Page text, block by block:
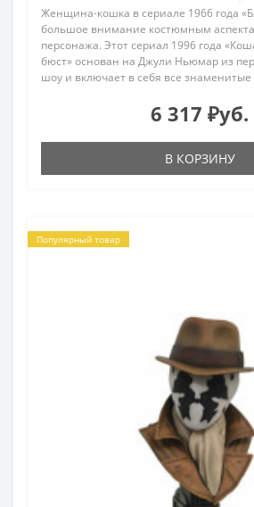
Женщина-кошка в сериале 1966 года
большое внимание костюмным
персонажа. Этот сериал 1996 года
бюст» основан на Джули Ньюмар из
шоу и включает в себя все знаменитые
6 317 ₽уб.
В КОРЗИНУ
Популярный товар